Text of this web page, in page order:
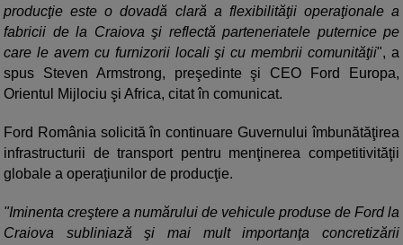
producţie este o dovadă clară a flexibilităţii operaţionale a
fabricii de la Craiova şi reflectă parteneriatele puternice pe
care le avem cu furnizorii locali şi cu membrii comunităţii", a
spus Steven Armstrong, preşedinte şi CEO Ford Europa,
Orientul Mijlociu şi Africa, citat în comunicat.
Ford România solicită în continuare Guvernului îmbunătăţirea
infrastructurii de transport pentru menţinerea competitivităţii
globale a operaţiunilor de producţie.
"Iminenta creştere a numărului de vehicule produse de Ford la
Craiova subliniază şi mai mult importanţa concretizării